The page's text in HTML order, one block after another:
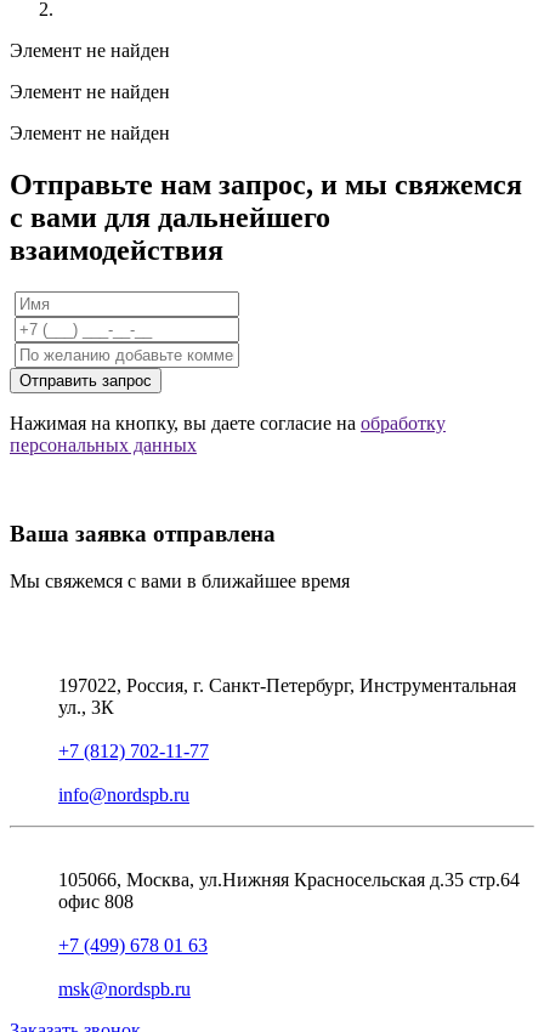
Элемент не найден
Элемент не найден
Элемент не найден
Отправьте нам запрос, и мы свяжемся
с вами для дальнейшего
взаимодействия
Отправить запрос
Нажимая на кнопку, вы даете согласие на обработку
персональных данных
Ваша заявка отправлена
Мы свяжемся с вами в ближайшее время
197022, Россия, г. Санкт-Петербург, Инструментальная
ул., 3К
+7 (812) 702-11-77
info@nordspb.ru
105066, Москва, ул.Нижняя Красносельская д.35 стр.64
офис 808
+7 (499) 678 01 63
msk@nordspb.ru